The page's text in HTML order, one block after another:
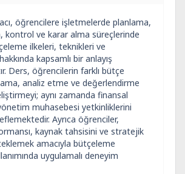
öğrencilere işletmelerde planlama,
kontrol ve karar alma süreçlerinde
ilkeleri, teknikleri ve
kapsamlı bir anlayış
Ders, öğrencilerin farklı bütçe
analiz etme ve değerlendirme
aynı zamanda finansal
muhasebesi yetkinliklerini
Ayrıca öğrenciler,
kaynak tahsisini ve stratejik
amacıyla bütçeleme
uygulamalı deneyim